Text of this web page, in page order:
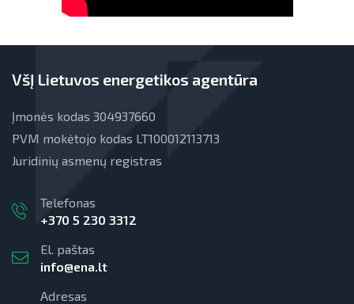
VšĮ Lietuvos energetikos agentūra
Įmonės kodas 304937660
PVM mokėtojo kodas LT100012113713
Juridinių asmenų registras
Telefonas
+370 5 230 3312
El. paštas
info@ena.lt
Adresas